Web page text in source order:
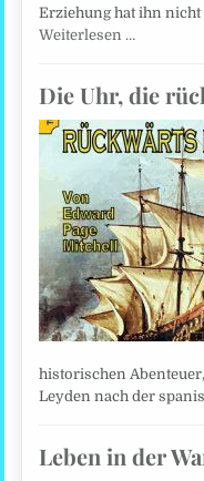
Erziehung hat ihn
Weiterlesen …
Die Uhr, die
historischen
Leyden nach der
Leben in der